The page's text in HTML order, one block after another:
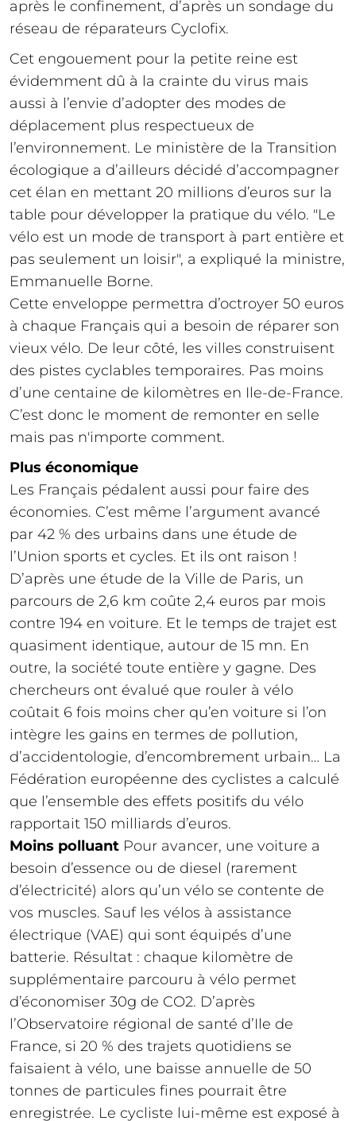
après le confinement, d’après un sondage du
réseau de réparateurs Cyclofix.
Cet engouement pour la petite reine est
évidemment dû à la crainte du virus mais
aussi à l’envie d’adopter des modes de
déplacement plus respectueux de
l’environnement. Le ministère de la Transition
écologique a d’ailleurs décidé d’accompagner
cet élan en mettant 20 millions d’euros sur la
table pour développer la pratique du vélo. "Le
vélo est un mode de transport à part entière et
pas seulement un loisir", a expliqué la ministre,
Emmanuelle Borne.
Cette enveloppe permettra d’octroyer 50 euros
à chaque Français qui a besoin de réparer son
vieux vélo. De leur côté, les villes construisent
des pistes cyclables temporaires. Pas moins
d’une centaine de kilomètres en Ile-de-France.
C’est donc le moment de remonter en selle
mais pas n'importe comment.
Plus économique
Les Français pédalent aussi pour faire des
économies. C’est même l’argument avancé
par 42 % des urbains dans une étude de
l’Union sports et cycles. Et ils ont raison !
D’après une étude de la Ville de Paris, un
parcours de 2,6 km coûte 2,4 euros par mois
contre 194 en voiture. Et le temps de trajet est
quasiment identique, autour de 15 mn. En
outre, la société toute entière y gagne. Des
chercheurs ont évalué que rouler à vélo
coûtait 6 fois moins cher qu’en voiture si l’on
intègre les gains en termes de pollution,
d’accidentologie, d’encombrement urbain… La
Fédération européenne des cyclistes a calculé
que l’ensemble des effets positifs du vélo
rapportait 150 milliards d’euros.
Moins polluant Pour avancer, une voiture a
besoin d’essence ou de diesel (rarement
d’électricité) alors qu’un vélo se contente de
vos muscles. Sauf les vélos à assistance
électrique (VAE) qui sont équipés d’une
batterie. Résultat : chaque kilomètre de
supplémentaire parcouru à vélo permet
d’économiser 30g de CO2. D’après
l’Observatoire régional de santé d’Ile de
France, si 20 % des trajets quotidiens se
faisaient à vélo, une baisse annuelle de 50
tonnes de particules fines pourrait être
enregistrée. Le cycliste lui-même est exposé à